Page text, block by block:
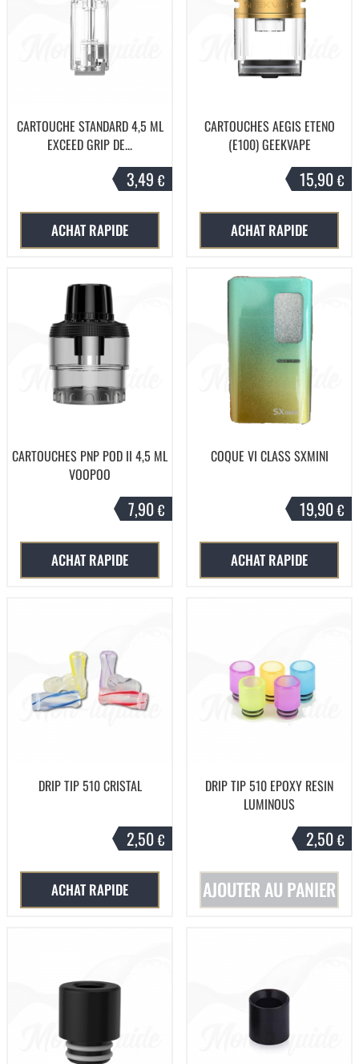
CARTOUCHE STANDARD 4,5 ML
EXCEED GRIP DE...
3,49€
ACHAT RAPIDE
CARTOUCHES AEGIS ETENO
(E100) GEEKVAPE
15,90€
ACHAT RAPIDE
CARTOUCHES PNP POD II 4,5 ML
VOOPOO
7,90€
ACHAT RAPIDE
COQUE VI CLASS SXMINI
19,90€
ACHAT RAPIDE
DRIP TIP 510 CRISTAL
2,50€
ACHAT RAPIDE
DRIP TIP 510 EPOXY RESIN
LUMINOUS
2,50€
AJOUTER AU PANIER